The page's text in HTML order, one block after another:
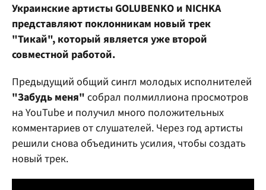
Украинские артисты GOLUBENKO и NICHKA
представляют поклонникам новый трек
"Тикай", который является уже второй
совместной работой.
Предыдущий общий сингл молодых исполнителей
"Забудь меня" собрал полмиллиона просмотров
на YouTube и получил много положительных
комментариев от слушателей. Через год артисты
решили снова объединить усилия, чтобы создать
новый трек.